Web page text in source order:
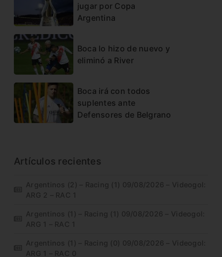
jugar por Copa
Argentina
Boca lo hizo de nuevo y
eliminó a River
Boca irá con todos
suplentes ante
Defensores de Belgrano
Artículos recientes
Argentinos (2) – Racing (1) 09/08/2026 – Videogol:
ARG 2 – RAC 1
Argentinos (1) – Racing (1) 09/08/2026 – Videogol:
ARG 1 – RAC 1
Argentinos (1) – Racing (0) 09/08/2026 – Videogol:
ARG 1 – RAC 0